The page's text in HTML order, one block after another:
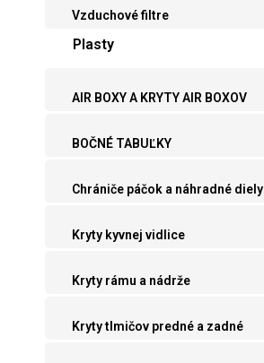
Vzduchové filtre
Plasty
AIR BOXY A KRYTY AIR BOXOV
BOČNÉ TABUĽKY
Chrániče páčok a náhradné diely
Kryty kyvnej vidlice
Kryty rámu a nádrže
Kryty tlmičov predné a zadné